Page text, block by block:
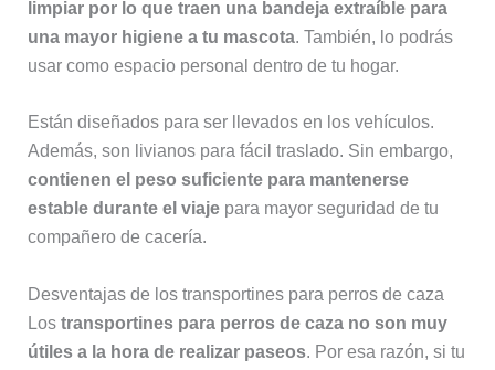
limpiar por lo que traen una bandeja extraíble para
una mayor higiene a tu mascota. También, lo podrás
usar como espacio personal dentro de tu hogar.
Están diseñados para ser llevados en los vehículos.
Además, son livianos para fácil traslado. Sin embargo,
contienen el peso suficiente para mantenerse
estable durante el viajepara mayor seguridad de tu
compañero de cacería.
Desventajas de los transportines para perros de caza
Lostransportines para perros de caza no son muy
útiles a la hora de realizar paseos. Por esa razón, si tu